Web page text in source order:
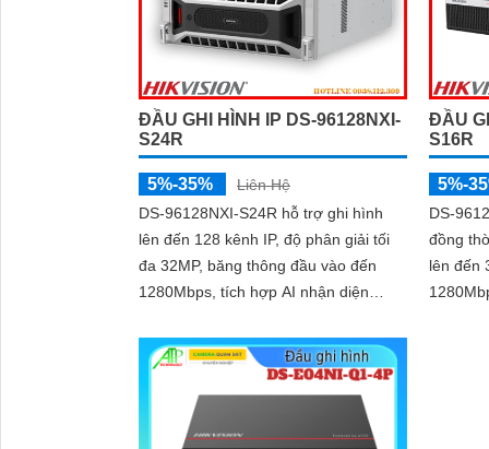
ĐẦU GHI HÌNH IP DS-96128NXI-
S24R
5%-35%
Liên Hệ
DS-96128NXI-S24R hỗ trợ ghi hình
lên đến 128 kênh IP, độ phân giải tối
đa 32MP, băng thông đầu vào đến
1280Mbps, tích hợp AI nhận diện
kiếm thông minh AcuSearch. Xuất
hình qua 4 cổng HDMI (3 cổng 4K, 1
cổng 8K) và 2 VGA
ĐẦU
S16R
5%-
DS-
đồng
lên đến
1280Mbps. Xuất hình